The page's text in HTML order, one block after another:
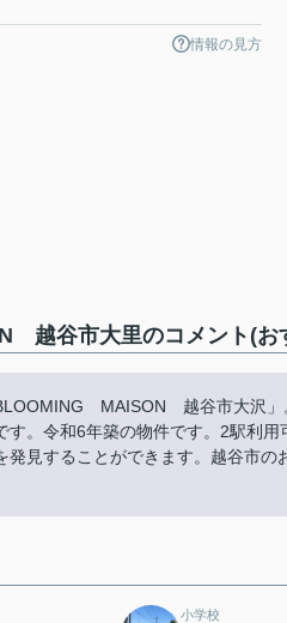
情報の見方
越谷市大里のコメント(お
MAISON 越谷市大沢」
す。令和6年築の物件です。2駅利
発見することができます。越谷市
小学校